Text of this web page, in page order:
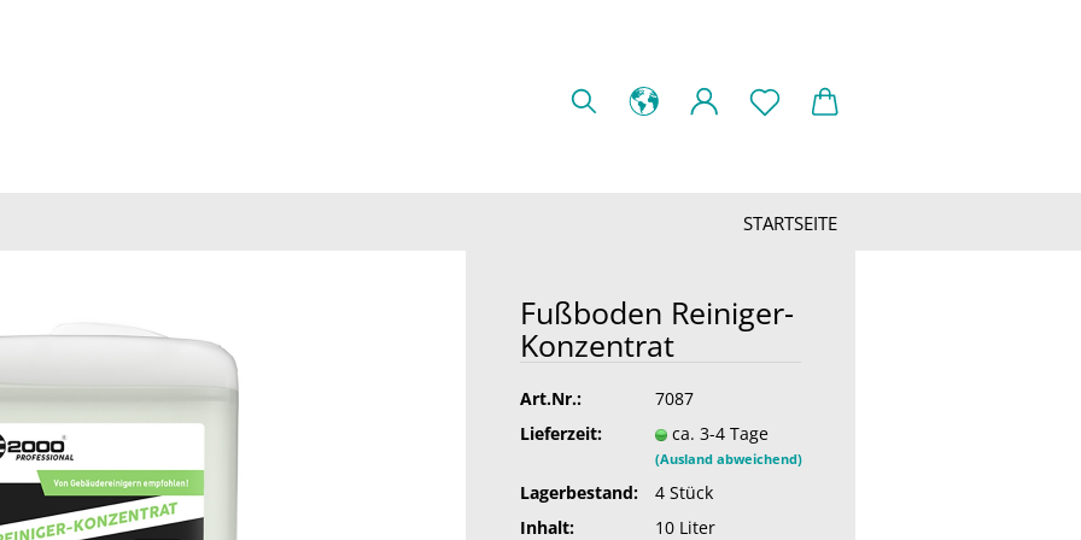
STARTSEITE
Fußboden Reiniger-
Konzentrat
Art.Nr.:
7087
Lieferzeit:
ca. 3-4 Tage
(Ausland abweichend)
Lagerbestand: 4 Stück
Inhalt:
10 Liter